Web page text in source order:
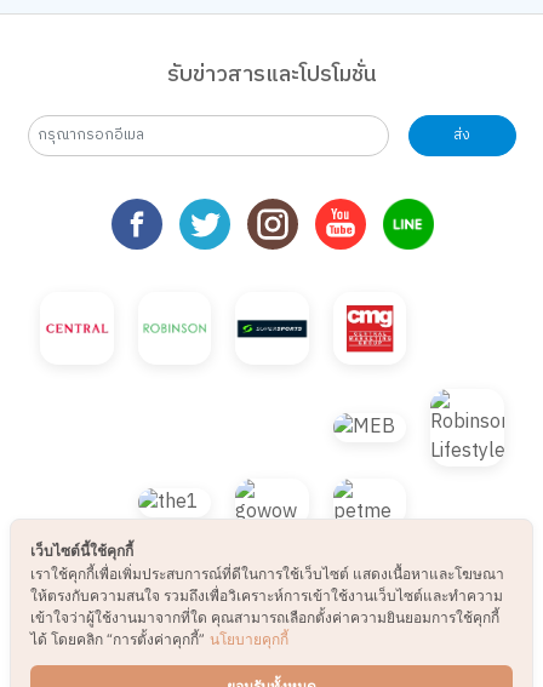
รับข่าวสารและโปรโมชั่น
ส่ง
© 2021 B2S CLUB, All rights reserved. Web
เว็บไซต์นี้ใช้คุกกี้
เราใช้คุกกี้เพื่อเพิ่มประสบการณ์ที่ดีในการใช้เว็บไซต์ แสดงเนื้อหาและโฆษณา
ให้ตรงกับความสนใจ รวมถึงเพื่อวิเคราะห์การเข้าใช้งานเว็บไซต์และทำความ
เข้าใจว่าผู้ใช้งานมาจากที่ใด คุณสามารถเลือกตั้งค่าความยินยอมการใช้คุกกี้
ได้ โดยคลิก “การตั้งค่าคุกกี้” นโยบายคุกกี้